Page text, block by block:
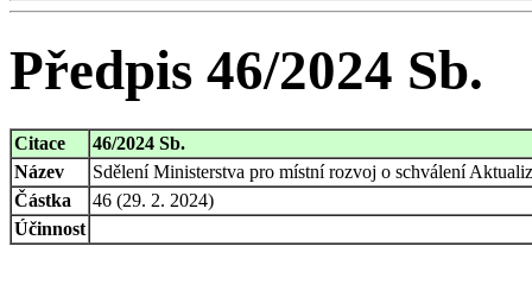
Předpis 46/2024 Sb.
Citace
46/2024 Sb.
Název
Sdělení Ministerstva pro místní rozvoj o schválení
Částka
46 (29. 2. 2024)
Účinnost